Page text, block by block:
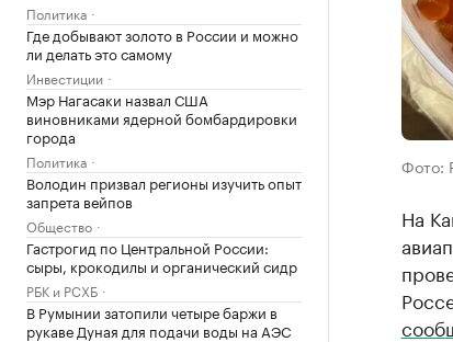
Политика
Где добывают золото в России и можно
ли делать это самому
Инвестиции
Мэр Нагасаки назвал США
виновниками ядерной бомбардировки
города
Политика
Володин призвал регионы изучить опыт
запрета вейпов
Общество
Гастрогид по Центральной России:
сыры, крокодилы и органический сидр
РБК и РСХБ
В Румынии затопили четыре баржи в
рукаве Дуная для подачи воды на АЭС
Фото:
На